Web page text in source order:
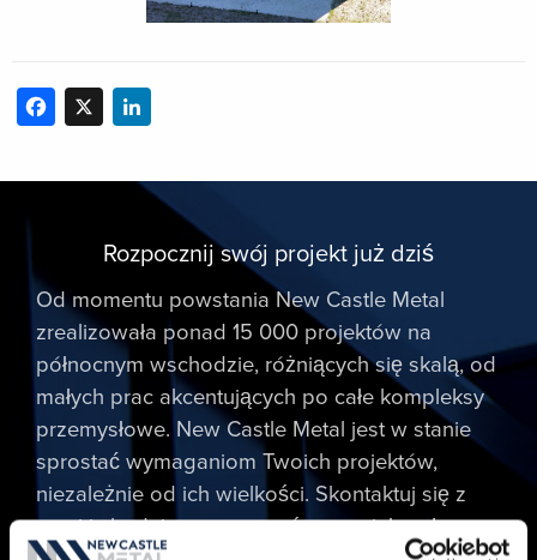
Facebook
X
Rozpocznij swój projekt już dziś
Od momentu powstania New Castle Metal
zrealizowała ponad 15 000 projektów na
północnym wschodzie, różniących się skalą, od
małych prac akcentujących po całe kompleksy
przemysłowe. New Castle Metal jest w stanie
sprostać wymaganiom Twoich projektów,
niezależnie od ich wielkości. Skontaktuj się z
nami i zbudujmy razem coś wspaniałego!